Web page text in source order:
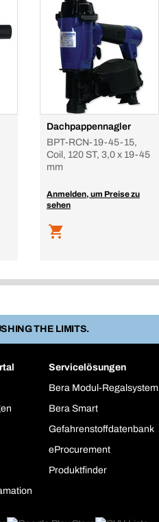
Dachpappennagler
BPT-RCN-19-45-15,
Coil, 120 ST, 3,0 x 19-45
mm
Anmelden, um Preise zu
sehen
THE LIMITS.
Servicelösungen
Bera Modul-Regalsystem
Bera Smart
Gefahrenstoffdatenbank
eProcurement
Produktfinder